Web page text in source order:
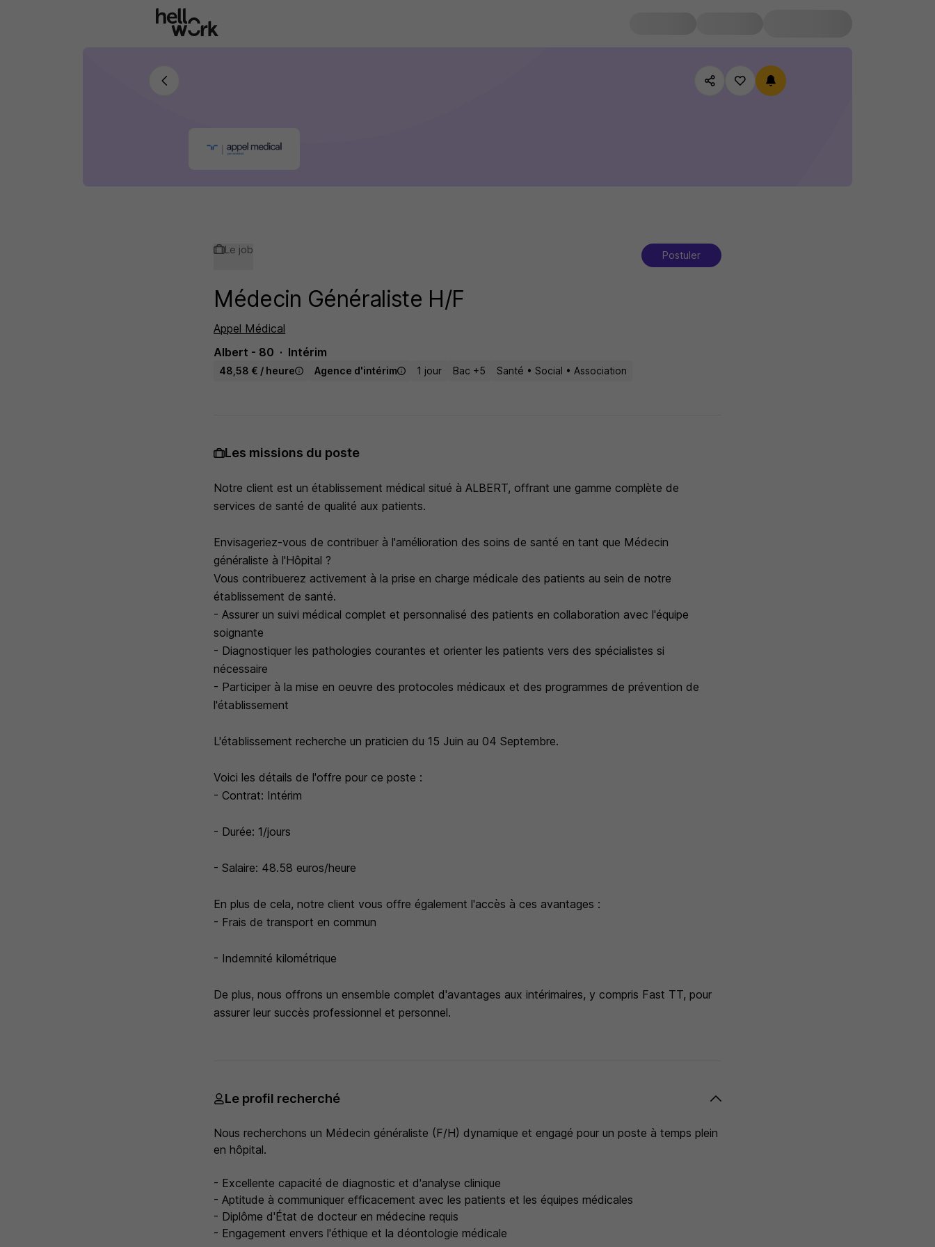
Le job Postuler
Médecin Généraliste H/F
Appel Médical
Albert - 80
Intérim
48,58 € / heure Agence d'intérim 1 jour Bac +5 Santé • Social • Association
Les missions du poste
Notre client est un établissement médical situé à ALBERT, offrant une gamme complète de
services de santé de qualité aux patients.
Envisageriez-vous de contribuer à l'amélioration des soins de santé en tant que Médecin
généraliste à l'Hôpital ?
Vous contribuerez activement à la prise en charge médicale des patients au sein de notre
établissement de santé.
- Assurer un suivi médical complet et personnalisé des patients en collaboration avec l'équipe
soignante
- Diagnostiquer les pathologies courantes et orienter les patients vers des spécialistes si
nécessaire
- Participer à la mise en oeuvre des protocoles médicaux et des programmes de prévention de
l'établissement
L'établissement recherche un praticien du 15 Juin au 04 Septembre.
Voici les détails de l'offre pour ce poste :
- Contrat: Intérim
- Durée: 1/jours
- Salaire: 48.58 euros/heure
En plus de cela, notre client vous offre également l'accès à ces avantages :
- Frais de transport en commun
- Indemnité kilométrique
De plus, nous offrons un ensemble complet d'avantages aux intérimaires, y compris Fast TT, pour
assurer leur succès professionnel et personnel.
Le profil recherché
Nous recherchons un Médecin généraliste (F/H) dynamique et engagé pour un poste à temps plein
en hôpital.
- Excellente capacité de diagnostic et d'analyse clinique
- Aptitude à communiquer efficacement avec les patients et les équipes médicales
- Diplôme d'État de docteur en médecine requis
- Engagement envers l'éthique et la déontologie médicale